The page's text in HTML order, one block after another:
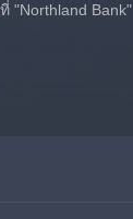
"Northland Bank"